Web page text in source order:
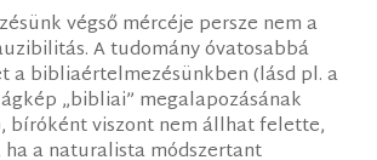
végső mércéje persze nem a
A tudomány óvatosabbá
a bibliaértelmezésünkben (lásd pl. a
„bibliai” megalapozásának
bíróként viszont nem állhat felette,
a naturalista módszertant